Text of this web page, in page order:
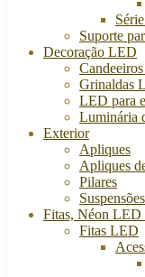
Suporte
Decoração LED
Grinaldas
LED para
Luminária
Exterior
Apliques
Apliques
Pilares
Suspensões
Fitas, Néon LED
Fitas LED